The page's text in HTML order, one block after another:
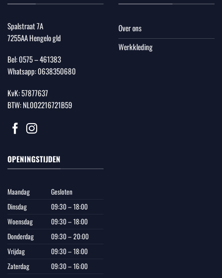
Spalstraat 7A
7255AA Hengelo gld
Bel:0575 – 461383
Whatsapp:0638350680
KvK: 57877637
BTW: NL002216721B59
Over ons
Werkkleding
OPENINGSTIJDEN
Maandag
Gesloten
Dinsdag
09:30 – 18:00
Woensdag
09:30 – 18:00
Donderdag
09:30 – 20:00
Vrijdag
09:30 – 18:00
Zaterdag
09:30 – 16:00